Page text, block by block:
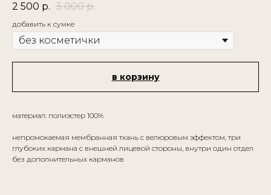
2 500 р. 3 000 р.
добавить к сумке
в корзину
материал: полиэстер 100%
непромокаемая мембранная ткань с велюровым эффектом, три
глубоких кармана с внешней лицевой стороны, внутри один отдел
без дополнительных карманов